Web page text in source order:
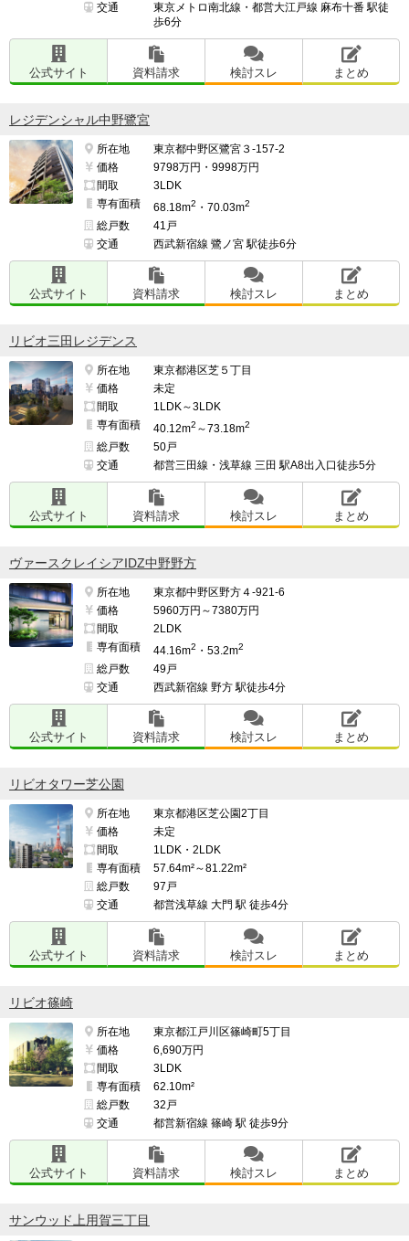
交通
東京メトロ南北線・都営大江戸線 麻布十番 駅徒
歩6分
公式サイト 資料請求 検討スレ まとめ
レジデンシャル中野鷺宮
所在地
東京都中野区鷺宮３-157-2
価格
9798万円・9998万円
間取
3LDK
専有面積
68.18m2 ・70.03m2
総戸数
41戸
交通
西武新宿線 鷺ノ宮 駅徒歩6分
公式サイト 資料請求 検討スレ まとめ
リビオ三田レジデンス
所在地
東京都港区芝５丁目
価格
未定
間取
1LDK～3LDK
専有面積
40.12m2 ～73.18m2
総戸数
50戸
交通
都営三田線・浅草線 三田 駅A8出入口徒歩5分
公式サイト 資料請求 検討スレ まとめ
ヴァースクレイシアIDZ中野野方
所在地
東京都中野区野方４-921-6
価格
5960万円～7380万円
間取
2LDK
専有面積
44.16m2 ・53.2m2
総戸数
49戸
交通
西武新宿線 野方 駅徒歩4分
公式サイト 資料請求 検討スレ まとめ
リビオタワー芝公園
所在地
東京都港区芝公園2丁目
価格
未定
間取
1LDK・2LDK
専有面積
57.64m²～81.22m²
総戸数
97戸
交通
都営浅草線 大門 駅 徒歩4分
公式サイト 資料請求 検討スレ まとめ
リビオ篠崎
所在地
東京都江戸川区篠崎町5丁目
価格
6,690万円
間取
3LDK
専有面積
62.10m²
総戸数
32戸
交通
都営新宿線 篠崎 駅 徒歩9分
公式サイト 資料請求 検討スレ まとめ
サンウッド上用賀三丁目